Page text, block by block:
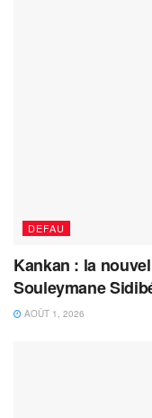
DEFAU
Kankan : la
Souleymane
AOÛT 1, 2026